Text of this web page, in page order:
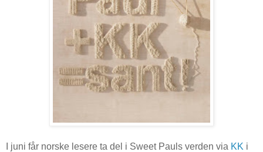
I juni får norske lesere ta del i Sweet Pauls verden via KK i